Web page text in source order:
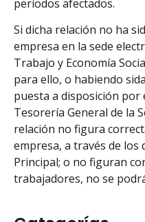
períodos afectados.
Si dicha relación no ha
empresa en la sede
Trabajo y Economía
para ello, o habiendo
puesta a disposición
Tesorería General de la
relación no figura
empresa, a través de los
Principal; o no figuran
trabajadores, no se